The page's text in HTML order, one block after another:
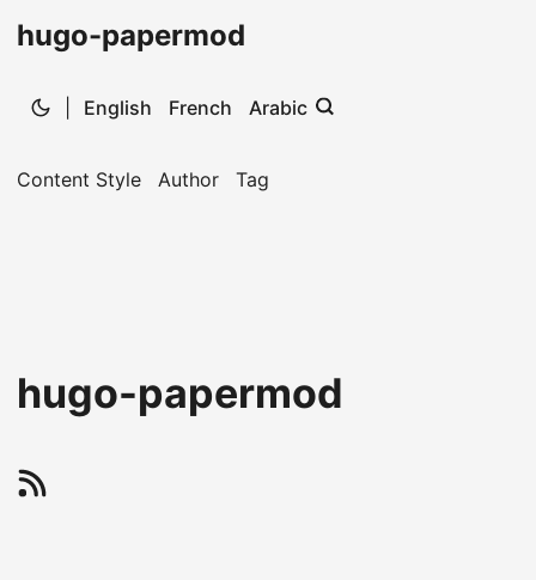
hugo-papermod
English French Arabic
Content Style Author Tag
hugo-papermod